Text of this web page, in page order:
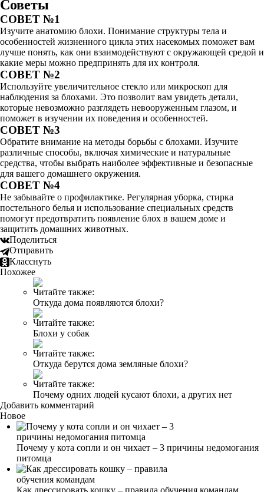
Советы
СОВЕТ №1
Изучите анатомию блохи. Понимание структуры тела и
особенностей жизненного цикла этих насекомых поможет вам
лучше понять, как они взаимодействуют с окружающей средой и
какие меры можно предпринять для их контроля.
СОВЕТ №2
Используйте увеличительное стекло или микроскоп для
наблюдения за блохами. Это позволит вам увидеть детали,
которые невозможно разглядеть невооруженным глазом, и
поможет в изучении их поведения и особенностей.
СОВЕТ №3
Обратите внимание на методы борьбы с блохами. Изучите
различные способы, включая химические и натуральные
средства, чтобы выбрать наиболее эффективные и безопасные
для вашего домашнего окружения.
СОВЕТ №4
Не забывайте о профилактике. Регулярная уборка, стирка
постельного белья и использование специальных средств
помогут предотвратить появление блох в вашем доме и
защитить домашних животных.
Поделиться
Отправить
Класснуть
Похожее
Читайте также:
Откуда дома появляются блохи?
Читайте также:
Блохи у собак
Читайте также:
Откуда берутся дома земляные блохи?
Читайте также:
Почему одних людей кусают блохи, а других нет
Добавить комментарий
Новое
Почему у кота сопли и он чихает – 3 причины недомогания
питомца
Как дрессировать кошку – правила обучения командам